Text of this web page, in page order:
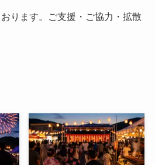
ります。ご支援・ご協力・拡散